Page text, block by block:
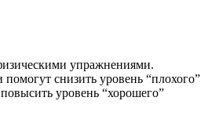
упражнениями.
снизить уровень “плохого”
уровень “хорошего”